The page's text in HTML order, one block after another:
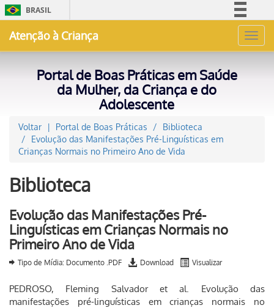
BRASIL
Acesso à informação
Atenção à Criança
Portal de Boas Práticas em Saúde
da Mulher, da Criança e do
Adolescente
Voltar Portal de Boas Práticas
Biblioteca
Evolução das Manifestações Pré-Linguísticas em
Crianças Normais no Primeiro Ano de Vida
Biblioteca
Evolução das Manifestações Pré-
Linguísticas em Crianças Normais no
Primeiro Ano de Vida
Tipo de Mídia: Documento .PDF Download Visualizar
PEDROSO, Fleming Salvador et al. Evolução das
manifestações pré-linguísticas em crianças normais no